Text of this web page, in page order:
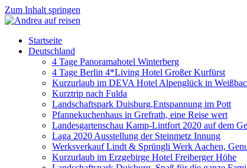
Zum Inhalt springen
Startseite
Deutschland
4 Tage Panoramahotel Winterberg
4 Tage Berlin 4*Living Hotel Großer Kurfürst
Kurzurlaub im DEVA Hotel Alpenglück in
Kurztrip nach Fulda
Landschaftspark Duisburg,Entspannung im Pott
Pfannekuchenhaus in Grefrath, eine Reise wert
Landesgartenschau Kamp-Lintfort 2020 auf dem
Laga 2020 Ausstellung der Steinmetz Innung
Werksverkauf Lindt & Sprüngli Werk Aachen,
Kurzurlaub im Erzgebirge Hotel Freiberger Höhe